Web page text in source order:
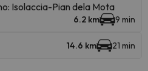
Isolaccia-Pian dela Mota
6.2 km 9 min
14.6 km 21 min